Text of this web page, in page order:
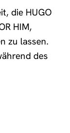
die HUGO
HIM,
zu lassen.
des